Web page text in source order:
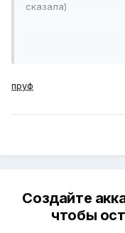
сказала)
переменной
"Оптимизация
исправит)
"Проблемы
пруф
Создайте
чтобы